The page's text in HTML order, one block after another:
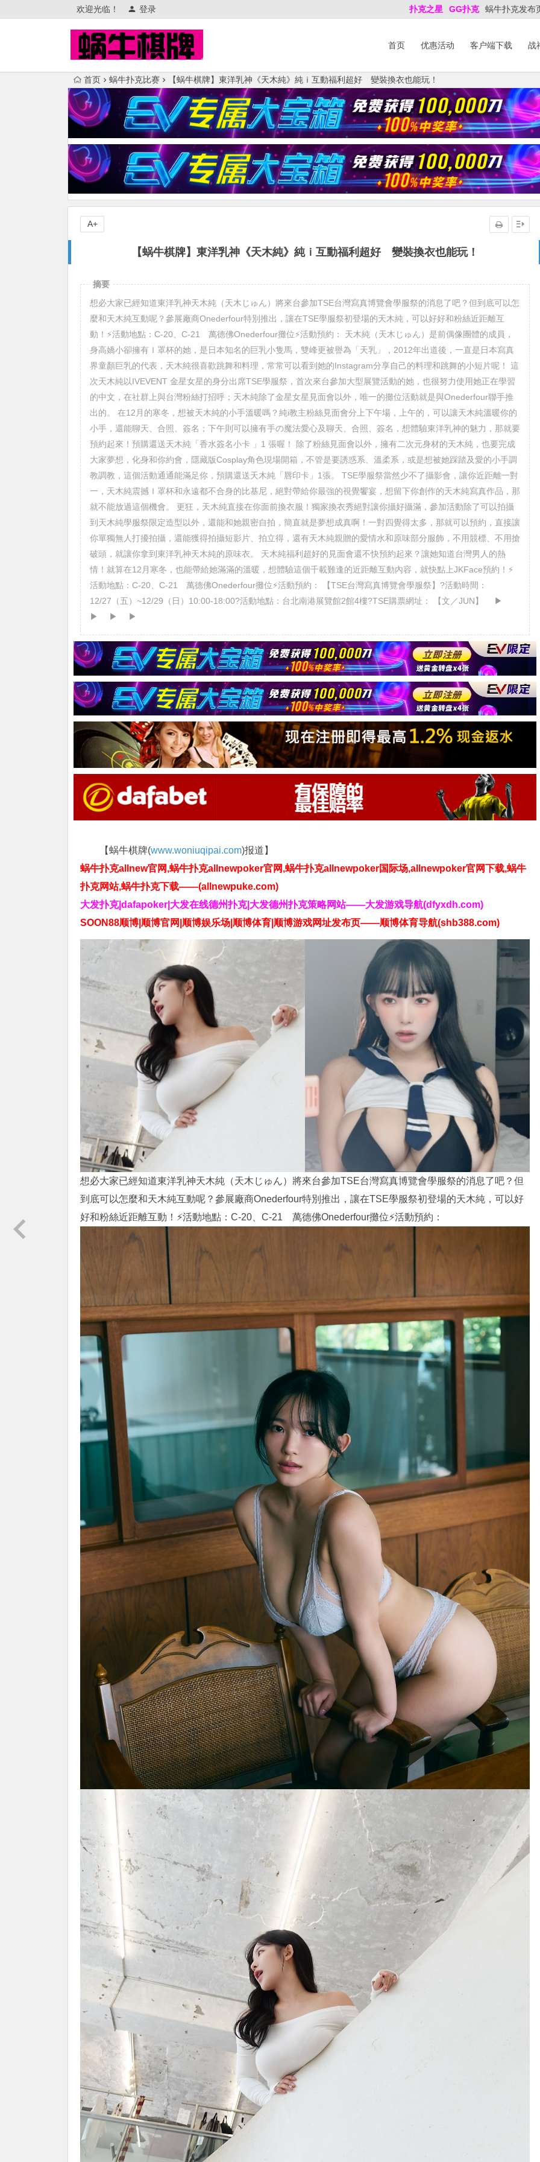
欢迎光临！ 登录 扑克之星 GG扑克 蜗牛扑克发布
首页 优惠活动 客户端下载 战
首页 蜗牛扑克比赛 【蜗牛棋牌】東洋乳神《天木純》純ｉ互動福利超好 變裝換衣也能玩！
【蜗牛棋牌】東洋乳神《天木純》純ｉ互動福利超好 變裝換衣也能玩！
A+
摘要
想必大家已經知道東洋乳神天木純（天木じゅん）將來台參加TSE台灣寫真博覽會學服祭的消息了吧？但到底可以怎
麼和天木純互動呢？參展廠商Onederfour特別推出，讓在TSE學服祭初登場的天木純，可以好好和粉絲近距離互
動！⚡活動地點：C-20、C-21 萬德佛Onederfour攤位⚡活動預約： 天木純（天木じゅん）是前偶像團體的成員，
身高嬌小卻擁有Ｉ罩杯的她，是日本知名的巨乳小隻馬，雙峰更被譽為「天乳」，2012年出道後，一直是日本寫真
界童顏巨乳的代表，天木純很喜歡跳舞和料理，常常可以看到她的Instagram分享自己的料理和跳舞的小短片呢！ 這
次天木純以IVEVENT 金星女星的身分出席TSE學服祭，首次來台參加大型展覽活動的她，也很努力使用她正在學習
的中文，在社群上與台灣粉絲打招呼；天木純除了金星女星見面會以外，唯一的攤位活動就是與Onederfour聯手推
出的。 在12月的寒冬，想被天木純的小手溫暖嗎？純i教主粉絲見面會分上下午場，上午的，可以讓天木純溫暖你的
小手，還能聊天、合照、簽名；下午則可以擁有手の魔法愛心及聊天、合照、簽名，想體驗東洋乳神的魅力，那就要
預約起來！預購還送天木純「香水簽名小卡 」1 張喔！ 除了粉絲見面會以外，擁有二次元身材的天木純，也要完成
大家夢想，化身和你約會，隱藏版Cosplay角色現場開箱，不管是要誘惑系、溫柔系，或是想被她踩踏及愛的小手調
教調教，這個活動通通能滿足你，預購還送天木純「唇印卡」1張。 TSE學服祭當然少不了攝影會，讓你近距離一對
一，天木純震撼Ｉ罩杯和永遠都不合身的比基尼，絕對帶給你最強的視覺饗宴，想留下你創作的天木純寫真作品，那
就不能放過這個機會。 更狂，天木純直接在你面前換衣服！獨家換衣秀絕對讓你攝好攝滿，參加活動除了可以拍攝
到天木純學服祭限定造型以外，還能和她親密自拍，簡直就是夢想成真啊！一對四覺得太多，那就可以預約，直接讓
你單獨無人打擾拍攝，還能獲得拍攝短影片、拍立得，還有天木純親贈的愛情水和原味部分服飾，不用競標、不用搶
破頭，就讓你拿到東洋乳神天木純的原味衣。 天木純福利超好的見面會還不快預約起來？讓她知道台灣男人的熱
情！就算在12月寒冬，也能帶給她滿滿的溫暖，想體驗這個千載難逢的近距離互動內容，就快點上JKFace預約！⚡
活動地點：C-20、C-21 萬德佛Onederfour攤位⚡活動預約： 【TSE台灣寫真博覽會學服祭】?活動時間：
12/27（五）~12/29（日）10:00-18:00?活動地點：台北南港展覽館2館4樓?TSE購票網址： 【文／JUN】 ▶
▶ ▶ ▶
【蜗牛棋牌(www.woniuqipai.com)报道】
蜗牛扑克allnew官网,蜗牛扑克allnewpoker官网,蜗牛扑克allnewpoker国际场,allnewpoker官网下载,蜗牛
扑克网站,蜗牛扑克下载——(allnewpuke.com)
大发扑克|dafapoker|大发在线德州扑克|大发德州扑克策略网站——大发游戏导航(dfyxdh.com)
SOON88顺博|顺博官网|顺博娱乐场|顺博体育|顺博游戏网址发布页——顺博体育导航(shb388.com)
想必大家已經知道東洋乳神天木純（天木じゅん）將來台參加TSE台灣寫真博覽會學服祭的消息了吧？但
到底可以怎麼和天木純互動呢？參展廠商Onederfour特別推出，讓在TSE學服祭初登場的天木純，可以好
好和粉絲近距離互動！⚡活動地點：C-20、C-21 萬德佛Onederfour攤位⚡活動預約：